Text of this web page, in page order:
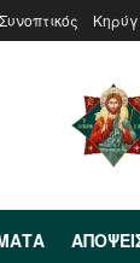
Συνοπτικός